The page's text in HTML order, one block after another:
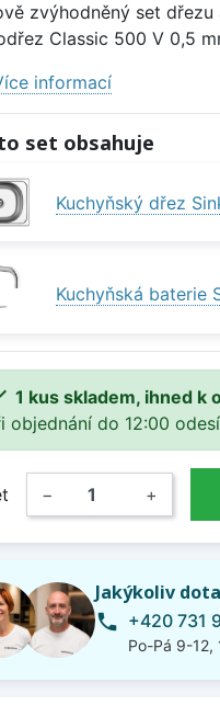
zvýhodněný set
Classic 500 V 0,5
informací
set obsahuje
Kuchyňský dřez
Kuchyňská baterie
1 kus skladem, ihned k
objednání do 12:00
− +
Jakýkoliv
phone +420 731
Po-Pá 9-12,